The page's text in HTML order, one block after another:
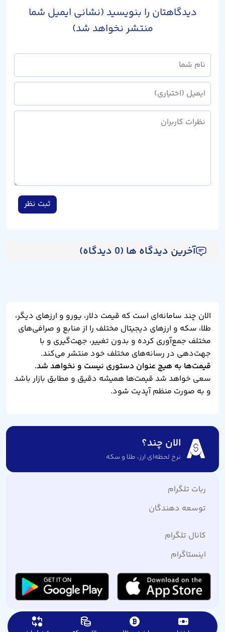
دیدگاهتان را بنویسید (نشانی ایمیل شما
منتشر نخواهد شد)
ثبت نظر
آخرین دیدگاه ها (0 دیدگاه)
الان چند سامانه‌ای است که قیمت دلار، یورو و ارزهای دیگر،
طلا، سکه و ارزهای دیجیتال مختلف را از منابع و صرافی‌های
مختلف جمع‌آوری کرده و بدون تغییر، جهت‌گیری و با
جهت‌دهی در رسانه‌های مختلف خود منتشر می‌کند.
قیمت‌ها به هیچ عنوان دستوری نیست و نخواهد شد.
سعی خواهد شد قیمت‌ها همیشه دقیق و مطابق بازار باشد
و به صورت منظم آپدیت شود.
الان چند؟
نرخ لحظه‌ای ارز،‌ طلا و سکه
ربات تلگرام
توسعه دهندگان
کانال تلگرام
اینستاگرام